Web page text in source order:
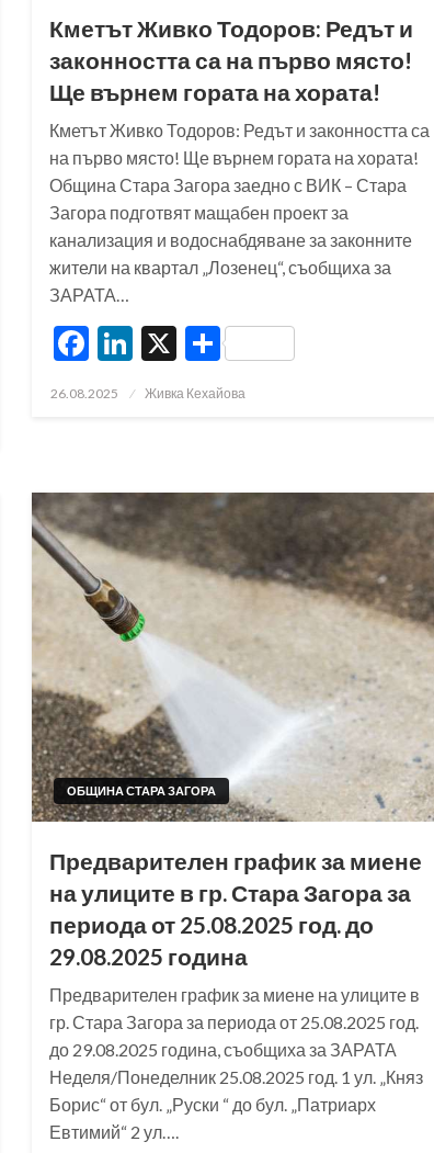
Кметът Живко Тодоров: Редът и
законността са на първо място!
Ще върнем гората на хората!
Кметът Живко Тодоров: Редът и законността са
на първо място! Ще върнем гората на хората!
Община Стара Загора заедно с ВИК – Стара
Загора подготвят мащабен проект за
канализация и водоснабдяване за законните
жители на квартал „Лозенец“, съобщиха за
ЗАРАТА…
Facebook
LinkedIn
X Share
Posted
26.08.2025 Живка Кехайова
ОБЩИНА СТАРА ЗАГОРА
Предварителен график за миене
на улиците в гр. Стара Загора за
периода от 25.08.2025 год. до
29.08.2025 година
Предварителен график за миене на улиците в
гр. Стара Загора за периода от 25.08.2025 год.
до 29.08.2025 година, съобщиха за ЗАРАТА
Неделя/Понеделник 25.08.2025 год. 1 ул. „Княз
Борис“ от бул. „Руски “ до бул. „Патриарх
Евтимий“ 2 ул….